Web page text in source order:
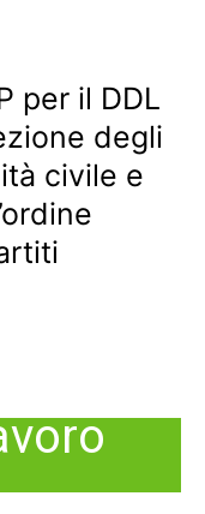
per il DDL
degli
civile e